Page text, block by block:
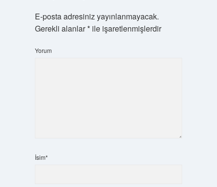
E-posta adresiniz yayınlanmayacak.
Gerekli alanlar*ile işaretlenmişlerdir
Yorum
İsim*